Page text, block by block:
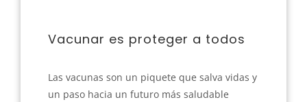
Vacunar es proteger a todos
Las vacunas son un piquete que salva vidas y
un paso hacia un futuro más saludable